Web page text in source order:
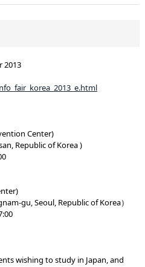
2013
Center)
Republic of Korea )
gu, Seoul, Republic of Korea）
wishing to study in Japan, and